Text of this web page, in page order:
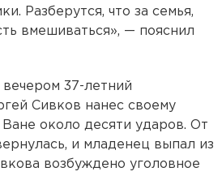
Разберутся, что за семья,
вмешиваться», — пояснил
37-летний
Сивков нанес своему
около десяти ударов. От
и младенец выпал из
возбуждено уголовное